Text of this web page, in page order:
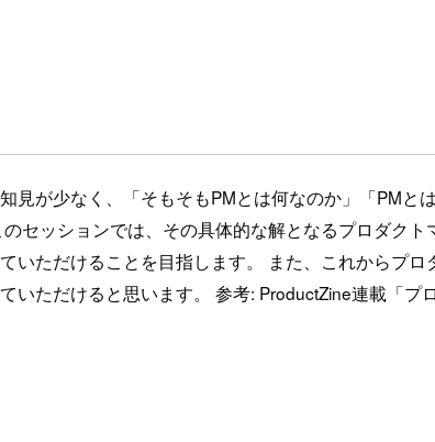
見が少なく、「そもそもPMとは何なのか」「PM
セッションでは、その具体的な解となるプロダク
いただけることを目指します。 また、これからプ
いただけると思います。 参考: ProductZine連載「プ